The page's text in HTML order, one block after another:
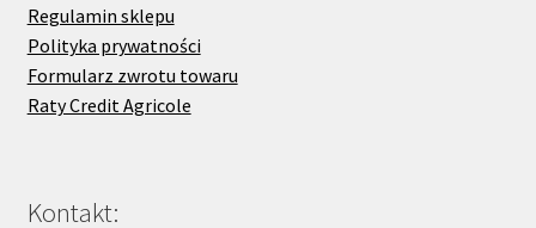
Regulamin sklepu
Polityka prywatności
Formularz zwrotu towaru
Raty Credit Agricole
Kontakt: